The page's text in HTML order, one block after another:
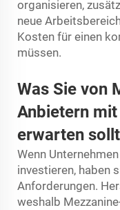
organisieren,
neue
Kosten für einen
müssen.
Was Sie von
Anbietern
erwarten
Wenn
investieren, haben
Anforderungen.
weshalb